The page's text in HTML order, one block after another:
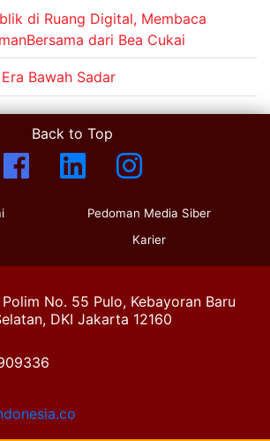
di Ruang Digital, Membaca
dari Bea Cukai
Bawah Sadar
Back to Top
Pedoman Media Siber
Karier
No. 55 Pulo, Kebayoran Baru
DKI Jakarta 12160